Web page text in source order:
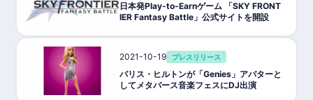
日本発Play-to-Earnゲーム 「SKY FRONT
IER Fantasy Battle」公式サイトを開設
2021-10-19 プレスリリース
パリス・ヒルトンが「Genies」アバターと
してメタバース音楽フェスにDJ出演